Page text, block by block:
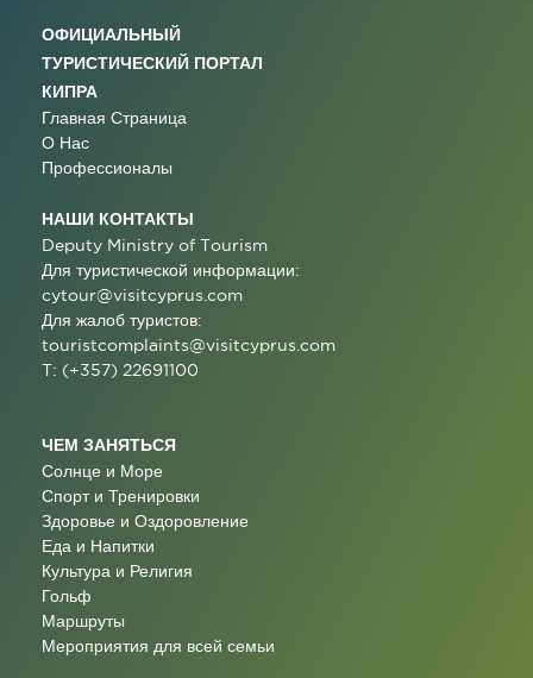
ОФИЦИАЛЬНЫЙ
ТУРИСТИЧЕСКИЙ ПОРТАЛ
КИПРА
Главная Страница
О Нас
Профессионалы
НАШИ КОНТАКТЫ
Deputy Ministry of Tourism
Для туристической информации:
cytour@visitcyprus.com
Для жалоб туристов:
touristcomplaints@visitcyprus.com
T: (+357) 22691100
ЧЕМ ЗАНЯТЬСЯ
Солнце и Море
Спорт и Тренировки
Здоровье и Оздоровление
Еда и Напитки
Культура и Религия
Гольф
Маршруты
Мероприятия для всей семьи